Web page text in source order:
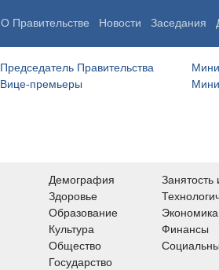
О Правительстве Новости Заседания
Председатель Правительства
Вице-премьеры
Демография
Здоровье
Образование
Культура
Общество
Государство
Занятость
Финансы